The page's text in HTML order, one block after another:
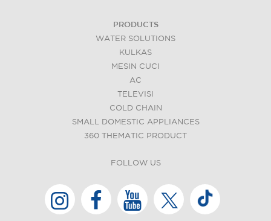
PRODUCTS
WATER SOLUTIONS
KULKAS
MESIN CUCI
AC
TELEVISI
COLD CHAIN
SMALL DOMESTIC APPLIANCES
360 THEMATIC PRODUCT
FOLLOW US